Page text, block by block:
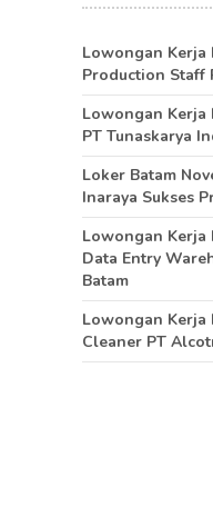
Lowongan Kerja
Production Staff
Lowongan Kerja
PT Tunaskarya
Loker Batam
Inaraya Sukses
Lowongan Kerja
Data Entry
Batam
Lowongan Kerja
Cleaner PT